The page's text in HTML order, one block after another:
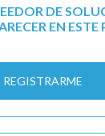
DE
EN ESTE
REGISTRARME